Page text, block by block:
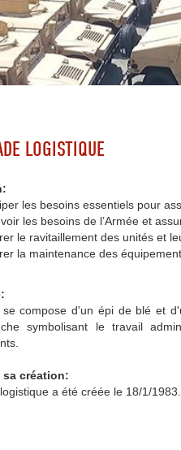
LOGISTIQUE
les besoins essentiels pour
les besoins de l’Armée et
le ravitaillement des unités et
la maintenance des
se compose d'un épi de blé et
symbolisant le travail
sa création:
a été créée le 18/1/